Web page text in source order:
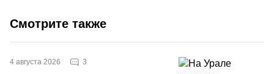
Смотрите также
4 августа 2026 3